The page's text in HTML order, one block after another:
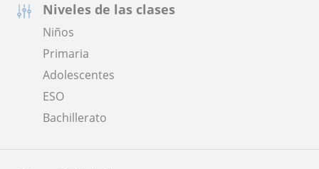
Niveles de las clases
Niños
Primaria
Adolescentes
ESO
Bachillerato